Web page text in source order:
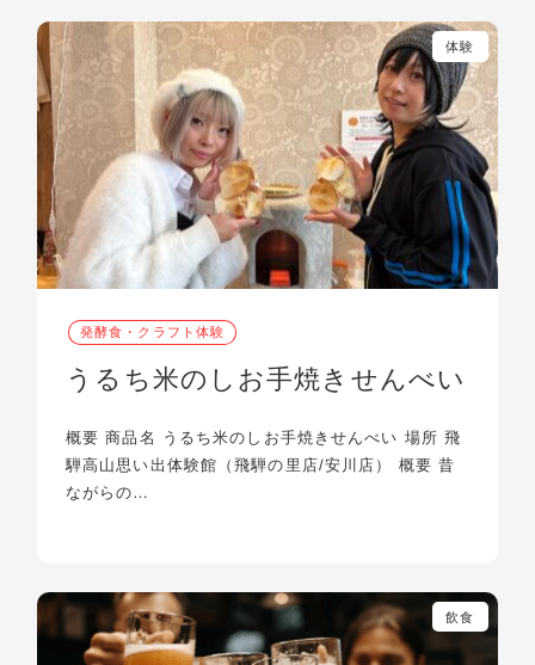
体験
発酵食・クラフト体験
うるち米のしお手焼きせんべい
概要 商品名 うるち米のしお手焼きせんべい 場所 飛
騨高山思い出体験館（飛騨の里店/安川店） 概要 昔
ながらの…
飲食